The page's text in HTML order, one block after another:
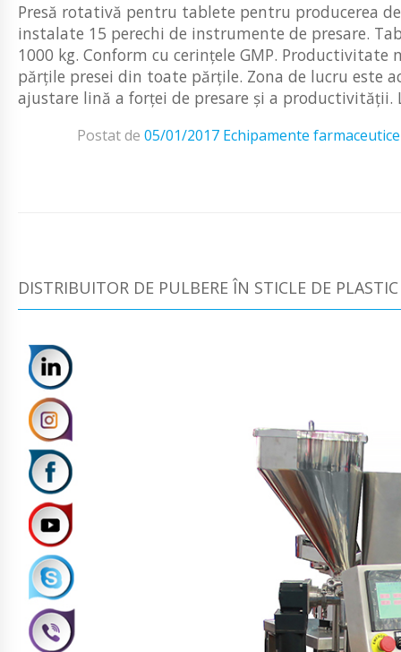
Presă rotativă pentru tablete pentru producerea
instalate 15 perechi de instrumente de presare.
1000 kg. Conform cu cerințele GMP.
părțile presei din toate părțile. Zona de lucru este
ajustare lină a forței de presare și a productivității.
Postat de 05/01/2017 Echipamente farmaceutice
DISTRIBUITOR DE PULBERE ÎN STICLE DE